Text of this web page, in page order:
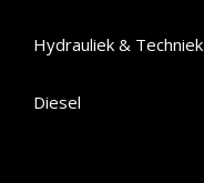
Hydrauliek & Techniek
Diesel